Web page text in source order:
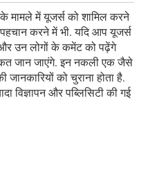
मामले में यूजर्स को शामिल करने
करने में भी. यदि आप यूजर्स
उन लोगों के कमेंट को पढ़ेंगे
जान जाएंगे. इन नकली एक जैसे
को चुराना होता है.
विज्ञापन और पब्लिसिटी की गई